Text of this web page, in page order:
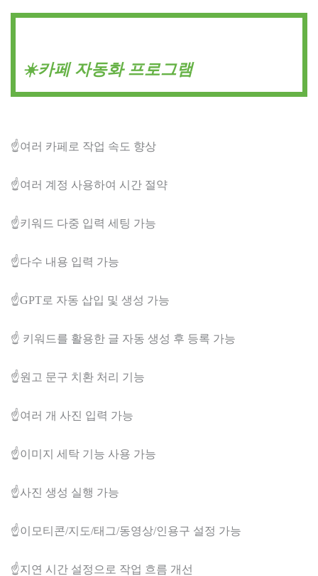
☀️카페 자동화 프로그램
☝️여러 카페로 작업 속도 향상
☝️여러 계정 사용하여 시간 절약
☝️키워드 다중 입력 세팅 가능
☝️다수 내용 입력 가능
☝️GPT로 자동 삽입 및 생성 가능
☝️ 키워드를 활용한 글 자동 생성 후 등록 가능
☝️원고 문구 치환 처리 기능
☝️여러 개 사진 입력 가능
☝️이미지 세탁 기능 사용 가능
☝️사진 생성 실행 가능
☝️이모티콘/지도/태그/동영상/인용구 설정 가능
☝️지연 시간 설정으로 작업 흐름 개선